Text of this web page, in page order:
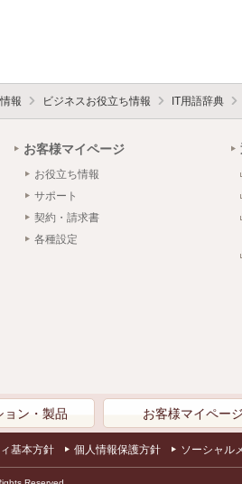
報 ビジネスお役立ち情報 IT用語辞典
お客様マイページ
お役立ち情報
サポート
契約・請求書
各種設定
ョン・製品 お客様マイページ
基本方針 個人情報保護方針 ソーシャル